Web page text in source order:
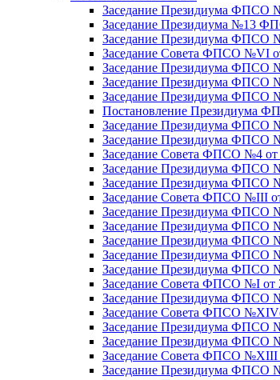
Заседание Президиума ФПСО
Заседание Президиума №13
Заседание Президиума ФПСО
Заседание Совета ФПСО №VI от
Заседание Президиума ФПСО
Заседание Президиума ФПСО
Заседание Президиума ФПСО
Постановление Президиума
Заседание Президиума ФПСО
Заседание Президиума ФПСО
Заседание Совета ФПСО №4 от
Заседание Президиума ФПСО
Заседание Президиума ФПСО
Заседание Совета ФПСО №III от
Заседание Президиума ФПСО
Заседание Президиума ФПСО
Заседание Президиума ФПСО
Заседание Президиума ФПСО
Заседание Президиума ФПСО
Заседание Совета ФПСО №I от
Заседание Президиума ФПСО
Заседание Совета ФПСО
Заседание Президиума ФПСО
Заседание Президиума ФПСО
Заседание Совета ФПСО №XIII
Заседание Президиума ФПСО